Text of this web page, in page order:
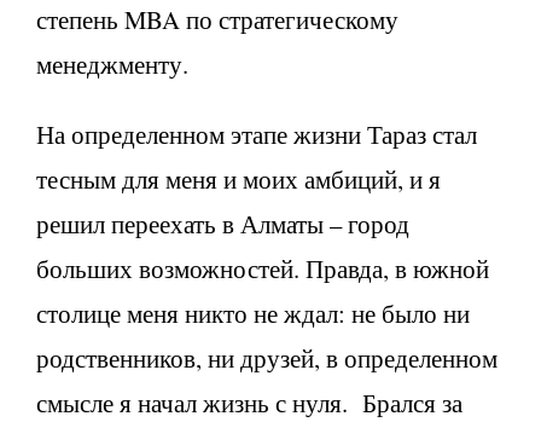
степень MBA по стратегическому
менеджменту.
На определенном этапе жизни Тараз стал
тесным для меня и моих амбиций, и я
решил переехать в Алматы – город
больших возможностей. Правда, в южной
столице меня никто не ждал: не было ни
родственников, ни друзей, в определенном
смысле я начал жизнь с нуля. Брался за